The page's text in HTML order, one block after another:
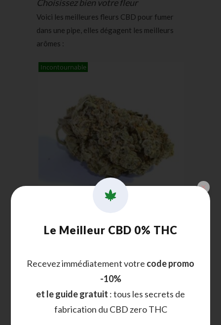
Choisissez bien votre fleur
Voici les meilleures fleurs CBD pour fumer
dans une pipe, elles dégagent les meilleurs
arômes :
Incontournable
Premium Indoor Calao CBD à l’honneur !
5 basé sur
notations
Le Meilleur CBD 0% THC
Recevez immédiatement votre code promo
-10%
et le guide gratuit : tous les secrets de
fabrication du CBD zero THC